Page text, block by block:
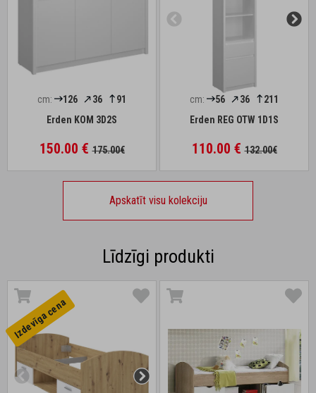
cm: 126 36
91
Erden KOM 3D2S
150.00 €175.00€
cm: 56 36
211
Erden REG OTW 1D1S
110.00 €132.00€
Apskatīt visu kolekciju
Līdzīgi produkti
Izdevīga cena